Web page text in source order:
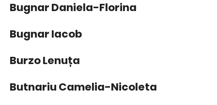
Bugnar Daniela-Florina
Bugnar Iacob
Burzo Lenuța
Butnariu Camelia-Nicoleta